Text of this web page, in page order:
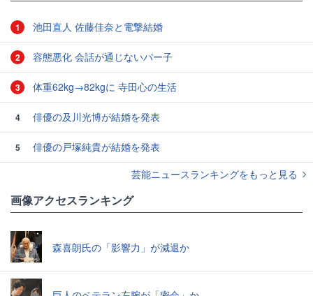
1 池田直人 佐藤佳奈と電撃結婚
2 容態悪化 会話が通じないパー子
3 体重62kg→82kgに 寺田心の生活
4 俳優の及川光博が結婚を発表
5
俳優の戸塚純貴が結婚を発表
芸能ニュースランキングをもっと見る
画像アクセスランキング
森喜朗氏の「影響力」が減退か